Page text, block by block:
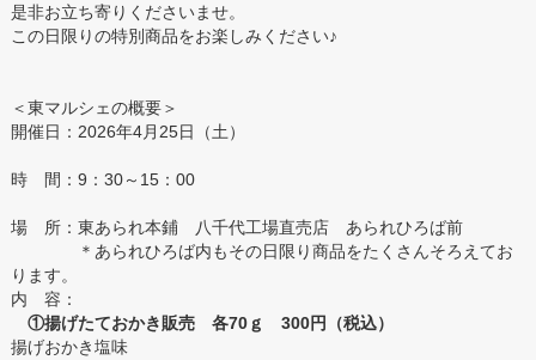
是非お立ち寄りくださいませ。
この日限りの特別商品をお楽しみください♪
＜東マルシェの概要＞
開催日：2026年4月25日（土）
時 間：9：30～15：00
場 所：東あられ本鋪 八千代工場直売店 あられひろば前
＊あられひろば内もその日限り商品をたくさんそろえてお
ります。
内 容：
①揚げたておかき販売 各70ｇ 300円（税込）
揚げおかき塩味